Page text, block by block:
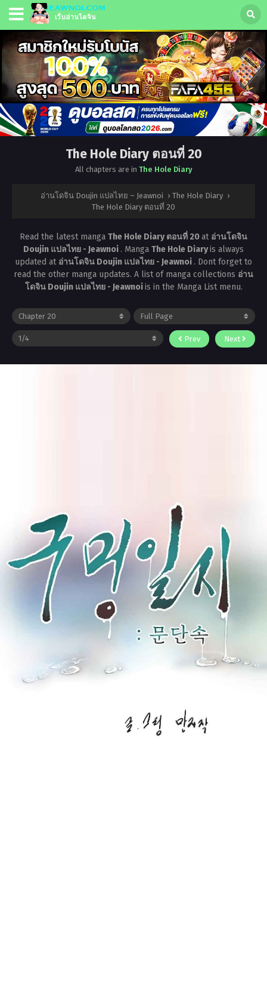
The Hole Diary ตอนที่ 20
All chapters are in The Hole Diary
อ่านโดจิน Doujin แปลไทย – Jeawnoi › The Hole Diary ›
The Hole Diary ตอนที่ 20
Read the latest manga The Hole Diary ตอนที่ 20at อ่านโดจิน
Doujin แปลไทย - Jeawnoi . Manga The Hole Diaryis always
updated at อ่านโดจิน Doujin แปลไทย - Jeawnoi . Dont forget to
read the other manga updates. A list of manga collections อ่าน
โดจิน Doujin แปลไทย - Jeawnoiis in the Manga List menu.
Prev Next